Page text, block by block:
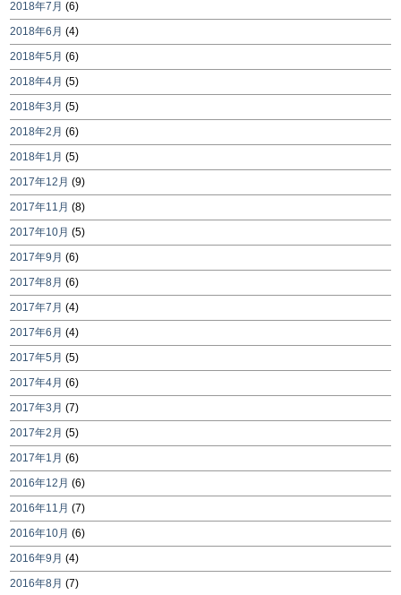
2018年7月 (6)
2018年6月 (4)
2018年5月 (6)
2018年4月 (5)
2018年3月 (5)
2018年2月 (6)
2018年1月 (5)
2017年12月 (9)
2017年11月 (8)
2017年10月 (5)
2017年9月 (6)
2017年8月 (6)
2017年7月 (4)
2017年6月 (4)
2017年5月 (5)
2017年4月 (6)
2017年3月 (7)
2017年2月 (5)
2017年1月 (6)
2016年12月 (6)
2016年11月 (7)
2016年10月 (6)
2016年9月 (4)
2016年8月 (7)